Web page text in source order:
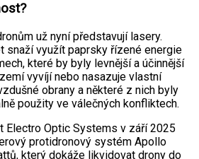
už nyní představují lasery.
snaží využít paprsky řízené energie
které by byly levnější a účinnější
vyvíjí nebo nasazuje vlastní
obrany a některé z nich byly
použity ve válečných konfliktech.
Electro Optic Systems v září 2025
protidronový systém Apollo
který dokáže likvidovat drony do